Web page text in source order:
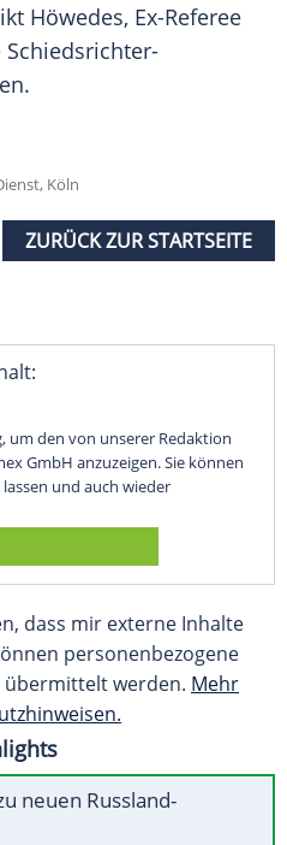
Höwedes, Ex-Referee
Köln
ZURÜCK ZUR STARTSEITE
um den von unserer Redaktion
GmbH anzuzeigen. Sie können
und auch wieder
dass mir externe Inhalte
personenbezogene
werden. Mehr
neuen Russland-